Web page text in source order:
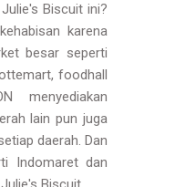
Biscuit ini?
karena
besar seperti
foodhall
menyediakan
lain pun juga
daerah. Dan
Indomaret dan